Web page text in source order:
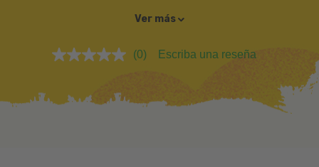
Ver más
(0) Escriba una reseña